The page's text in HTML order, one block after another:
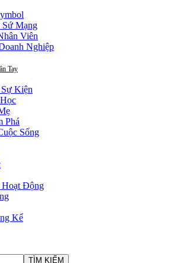
Mạng
Viên
Nghiệp
Tay
Kiện
Phá
Sống
Động
Kể